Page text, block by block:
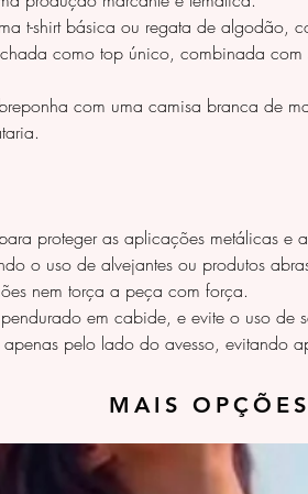
t-shirt básica ou regata de algodão,
como top único, combinada com
com uma camisa branca de
proteger as aplicações metálicas e
o uso de alvejantes ou produtos
nem torça a peça com força.
em cabide, e evite o uso de
pelo lado do avesso, evitando
MAIS OPÇÕES